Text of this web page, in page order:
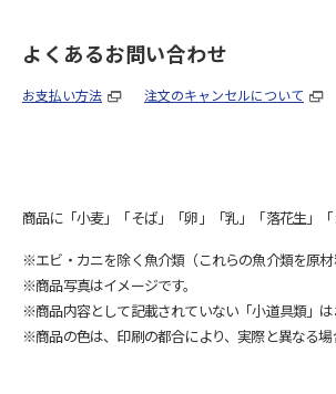
よくあるお問い合わせ
お支払い方法 注文のキャンセルについて
商品に「小麦」「そば」「卵」「乳」「落花生」
※エビ・カニを除く魚介類（これらの魚介類を原
※商品写真はイメージです。
※商品内容として記載されていない「小道具類」は
※商品の色は、印刷の都合により、実際と異なる場